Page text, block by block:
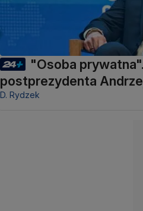
"Osoba
postprezydenta
D. Rydzek